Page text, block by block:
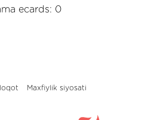
ecards: 0
Maxfiylik siyosati